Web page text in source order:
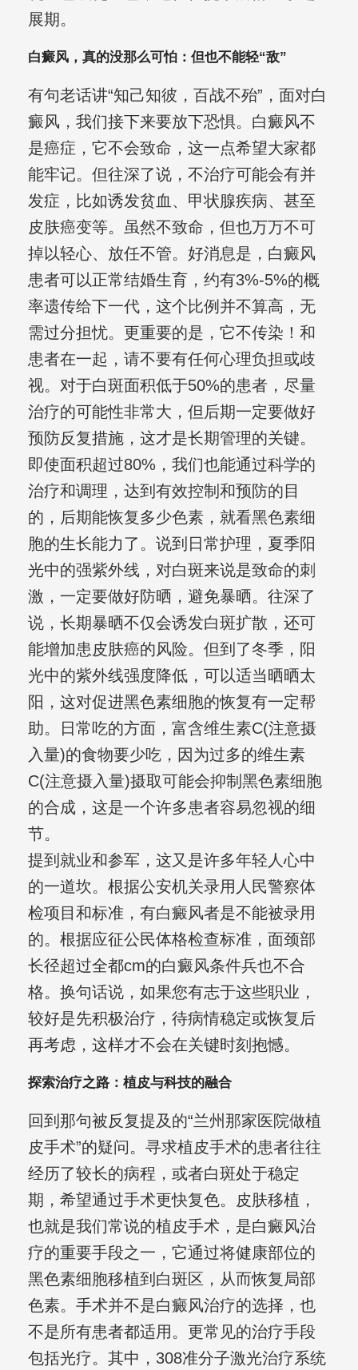
展期。
白癜风，真的没那么可怕：但也不能轻“敌”
有句老话讲“知己知彼，百战不殆”，面对白
癜风，我们接下来要放下恐惧。白癜风不
是癌症，它不会致命，这一点希望大家都
能牢记。但往深了说，不治疗可能会有并
发症，比如诱发贫血、甲状腺疾病、甚至
皮肤癌变等。虽然不致命，但也万万不可
掉以轻心、放任不管。好消息是，白癜风
患者可以正常结婚生育，约有3%-5%的概
率遗传给下一代，这个比例并不算高，无
需过分担忧。更重要的是，它不传染！和
患者在一起，请不要有任何心理负担或歧
视。对于白斑面积低于50%的患者，尽量
治疗的可能性非常大，但后期一定要做好
预防反复措施，这才是长期管理的关键。
即使面积超过80%，我们也能通过科学的
治疗和调理，达到有效控制和预防的目
的，后期能恢复多少色素，就看黑色素细
胞的生长能力了。说到日常护理，夏季阳
光中的强紫外线，对白斑来说是致命的刺
激，一定要做好防晒，避免暴晒。往深了
说，长期暴晒不仅会诱发白斑扩散，还可
能增加患皮肤癌的风险。但到了冬季，阳
光中的紫外线强度降低，可以适当晒晒太
阳，这对促进黑色素细胞的恢复有一定帮
助。日常吃的方面，富含维生素C(注意摄
入量)的食物要少吃，因为过多的维生素
C(注意摄入量)摄取可能会抑制黑色素细胞
的合成，这是一个许多患者容易忽视的细
节。
提到就业和参军，这又是许多年轻人心中
的一道坎。根据公安机关录用人民警察体
检项目和标准，有白癜风者是不能被录用
的。根据应征公民体格检查标准，面颈部
长径超过全都cm的白癜风条件兵也不合
格。换句话说，如果您有志于这些职业，
较好是先积极治疗，待病情稳定或恢复后
再考虑，这样才不会在关键时刻抱憾。
探索治疗之路：植皮与科技的融合
回到那句被反复提及的“兰州那家医院做植
皮手术”的疑问。寻求植皮手术的患者往往
经历了较长的病程，或者白斑处于稳定
期，希望通过手术更快复色。皮肤移植，
也就是我们常说的植皮手术，是白癜风治
疗的重要手段之一，它通过将健康部位的
黑色素细胞移植到白斑区，从而恢复局部
色素。手术并不是白癜风治疗的选择，也
不是所有患者都适用。更常见的治疗手段
包括光疗。其中，308准分子激光治疗系统